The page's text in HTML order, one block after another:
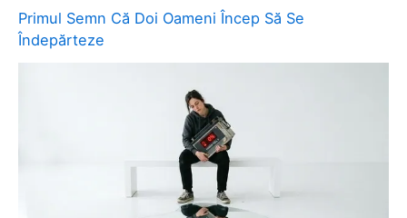
Primul Semn Că Doi Oameni Încep Să Se
Îndepărteze